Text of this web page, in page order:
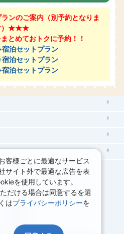
ンのご案内（別予約となりま
）★★★
とめておトクに予約！！
宿泊セットプラン
宿泊セットプラン
宿泊セットプラン
の旅
熊本
祭り花火 期間限定イベント
スポーツ 音楽
関西→広島旅
関西→博多旅
広島→博多旅
プライバシーポリシー
規約集
商標について
客様ごとに最適なサービス
サイト外で最適な広告を表
を使用しています。
だける場合は同意するを選
はプライバシーポリシーを